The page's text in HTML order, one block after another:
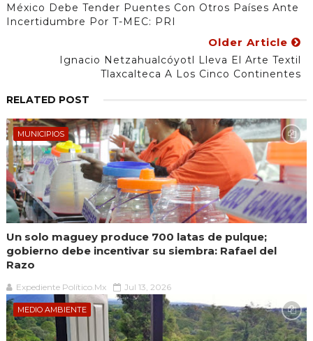
México Debe Tender Puentes Con Otros Países Ante
Incertidumbre Por T-MEC: PRI
Older Article
Ignacio Netzahualcóyotl Lleva El Arte Textil
Tlaxcalteca A Los Cinco Continentes
RELATED POST
MUNICIPIOS
Un solo maguey produce 700 latas de pulque;
gobierno debe incentivar su siembra: Rafael del
Razo
Expediente Político.Mx Jul 13, 2026
MEDIO AMBIENTE